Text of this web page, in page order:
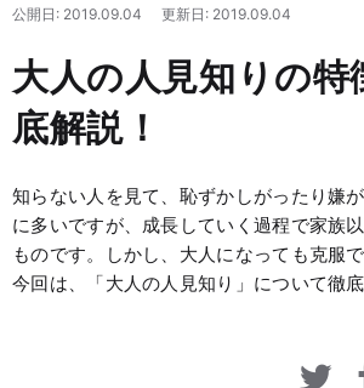
公開日: 2019.09.04 更新日: 2019.09.04
大人の人見知りの
底解説！
知らない人を見て、恥ずかしがったり嫌
に多いですが、成長していく過程で家族
ものです。しかし、大人になっても克服
今回は、「大人の人見知り」について徹